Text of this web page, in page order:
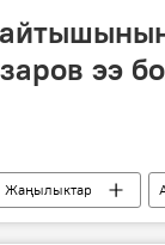
ээ
Жаңылыктар